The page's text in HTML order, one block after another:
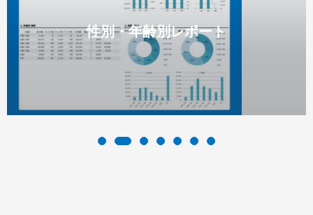
性別・年齢別レポート